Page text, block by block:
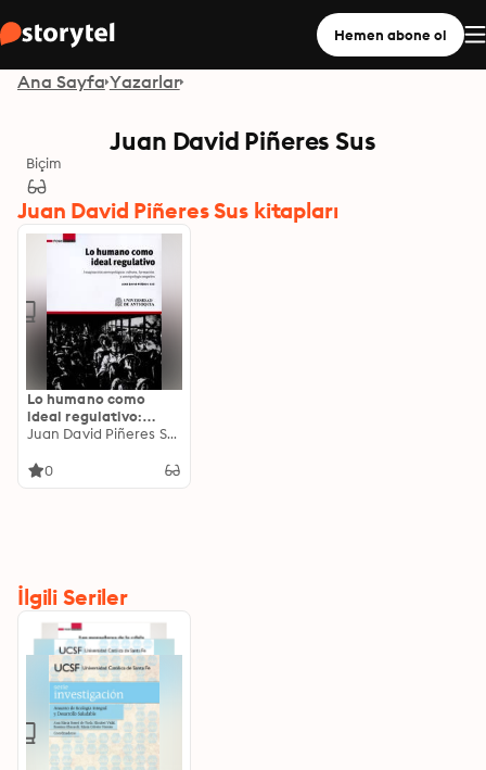
Hemen abone ol
Ana Sayfa Yazarlar
Juan David Piñeres Sus
Biçim
Juan David Piñeres Sus kitapları
Lo humano como
ideal regulativo:
Imaginación
cultura, formación y
Juan David Piñeres Sus
0
İlgili Seriler